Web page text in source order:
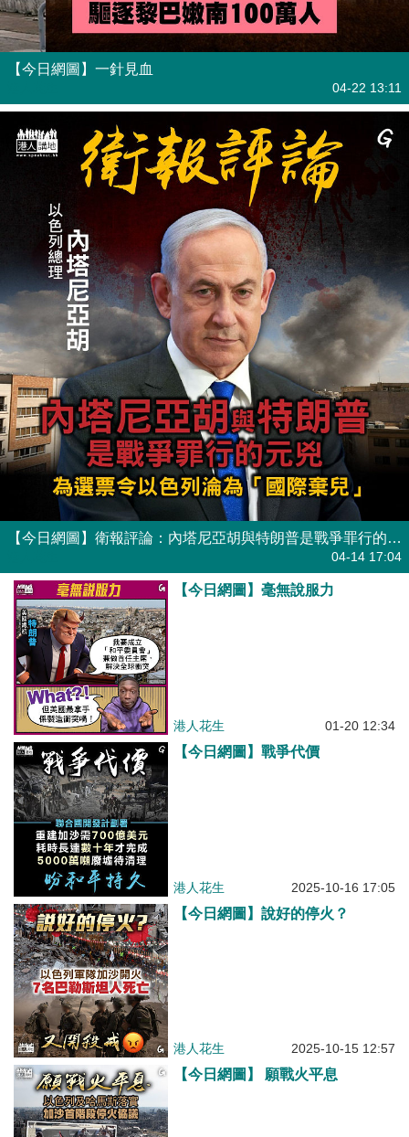
【今日網圖】一針見血
04-22 13:11
【今日網圖】衛報評論：內塔尼亞胡與特朗普是戰爭罪行的元兇
04-14 17:04
【今日網圖】毫無說服力
港人花生 01-20 12:34
【今日網圖】戰爭代價
港人花生 2025-10-16 17:05
【今日網圖】說好的停火？
港人花生 2025-10-15 12:57
【今日網圖】 願戰火平息